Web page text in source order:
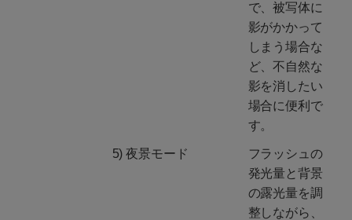
で、被写体に
影がかかって
しまう場合な
ど、不自然な
影を消したい
場合に便利で
す。
5) 夜景モード
フラッシュの
発光量と背景
の露光量を調
整しながら、